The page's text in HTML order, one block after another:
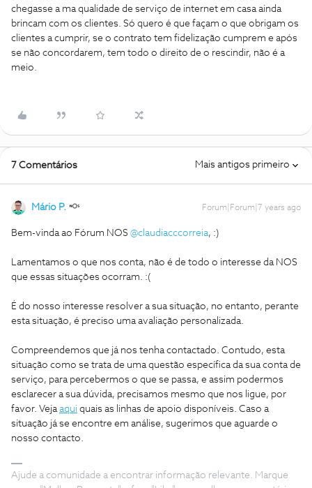
chegasse a ma qualidade de serviço de internet em casa ainda
brincam com os clientes. Só quero é que façam o que obrigam os
clientes a cumprir, se o contrato tem fidelização cumprem e após
se não concordarem, tem todo o direito de o rescindir, não é a
meio.
7 Comentários Mais antigos primeiro
Mário P. Forum|Forum|7 years ago
Bem-vinda ao Fórum NOS @claudiacccorreia, :)
Lamentamos o que nos conta, não é de todo o interesse da NOS
que essas situações ocorram. :(
É do nosso interesse resolver a sua situação, no entanto, perante
esta situação, é preciso uma avaliação personalizada.
Compreendemos que já nos tenha contactado. Contudo, esta
situação como se trata de uma questão específica da sua conta de
serviço, para percebermos o que se passa, e assim podermos
esclarecer a sua dúvida, precisamos mesmo que nos ligue, por
favor. Vejaaqui quais as linhas de apoio disponíveis. Caso a
situação já se encontre em análise, sugerimos que aguarde o
nosso contacto.
Ajude a comunidade a encontrar informação relevante. Marque